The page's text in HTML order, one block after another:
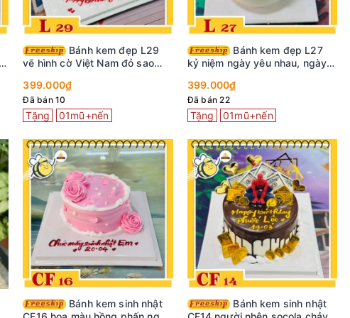
vẽ hình cờ Việt Nam đỏ sao
399.000₫
Đã bán 10
Tặng 01mũ+nến
kỷ niệm ngày yêu nhau, ngày
399.000₫
Đã bán 22
Tặng 01mũ+nến